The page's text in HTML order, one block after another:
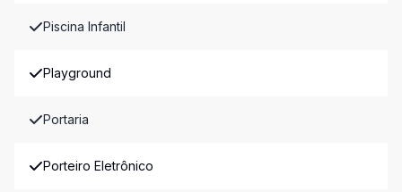
Piscina Infantil
Playground
Portaria
Porteiro Eletrônico